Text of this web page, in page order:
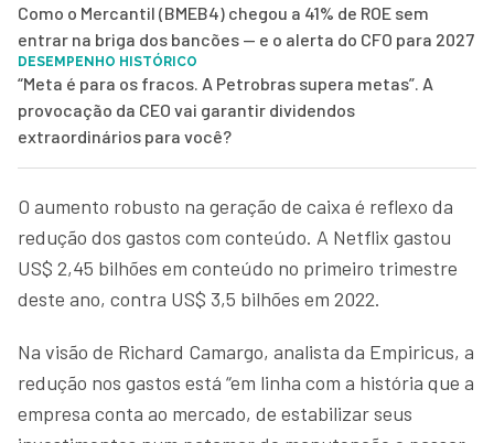
Como o Mercantil (BMEB4) chegou a 41% de ROE sem
entrar na briga dos bancões — e o alerta do CFO para 2027
DESEMPENHO HISTÓRICO
“Meta é para os fracos. A Petrobras supera metas”. A
provocação da CEO vai garantir dividendos
extraordinários para você?
O aumento robusto na geração de caixa é reflexo da
redução dos gastos com conteúdo. A Netflix gastou
US$ 2,45 bilhões em conteúdo no primeiro trimestre
deste ano, contra US$ 3,5 bilhões em 2022.
Na visão de Richard Camargo, analista da Empiricus, a
redução nos gastos está “em linha com a história que a
empresa conta ao mercado, de estabilizar seus